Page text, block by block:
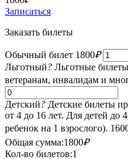
Записаться
Заказать билеты
Обычный билет 1800₽
Льготный? Льготные
ветеранам, инвалидам и
Детский? Детские билеты
от 4 до 16 лет. Для детей до
ребенок на 1 взрослого).
Общая сумма:1800₽
Кол-во билетов:1